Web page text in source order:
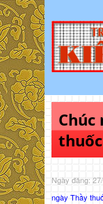
Chúc
Ngày đăng:
ngày Thầy